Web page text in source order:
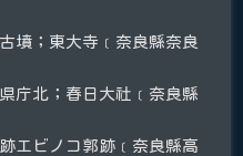
墳；東大寺﹝奈良縣奈良
庁北；春日大社﹝奈良縣
エビノコ郭跡﹝奈良縣高